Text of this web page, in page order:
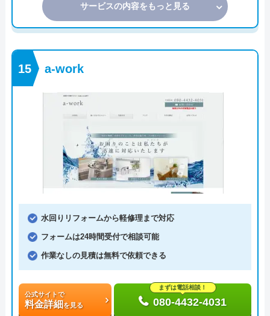
サービスの内容をもっと見る
a-work
水回りリフォームから軽修理まで対応
フォームは24時間受付で相談可能
作業なしの見積は無料で依頼できる
公式サイトで
料金詳細を見る
まずは電話相談！
080-4432-4031